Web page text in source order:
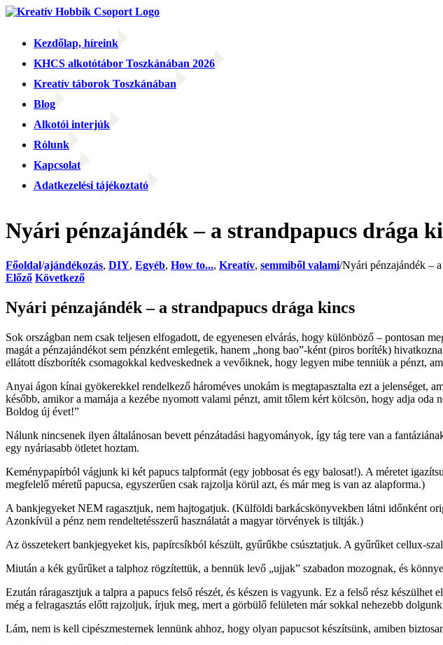
Kihagyás
Kezdőlap, híreink
KHCS alkotótábor Toszkánában 2026
Kreatív táborok Toszkánában
Blog
Alkotói interjúk
Rólunk
Kapcsolat
Adatkezelési tájékoztató
Nyári pénzajándék – a strandpapucs drága
Főoldal/ajándékozás, DIY, Egyéb, How to..., Kreatív, semmiből valami/Nyári pénzajándék –
Előző Következő
Nyári pénzajándék – a strandpapucs drága kincs
Sok országban nem csak teljesen elfogadott, de egyenesen elvárás, hogy különböző – pontosan
magát a pénzajándékot sem pénzként emlegetik, hanem „hong bao”-ként (piros boríték)
ellátott díszboríték csomagokkal kedveskednek a vevőiknek, hogy legyen mibe tenniük a pénzt,
Anyai ágon kínai gyökerekkel rendelkező hároméves unokám is megtapasztalta ezt a jelenséget,
később, amikor a mamája a kezébe nyomott valami pénzt, amit tőlem kért kölcsön, hogy adja
Boldog új évet!”
Nálunk nincsenek ilyen általánosan bevett pénzátadási hagyományok, így tág tere van a
egy nyáriasabb ötletet hoztam.
Keménypapírból vágjunk ki két papucs talpformát (egy jobbosat és egy balosat!). A méretet
megfelelő méretű papucsa, egyszerűen csak rajzolja körül azt, és már meg is van az alapforma.)
A bankjegyeket NEM ragasztjuk, nem hajtogatjuk. (Külföldi barkácskönyvekben látni időnként
Azonkívül a pénz nem rendeltetésszerű használatát a magyar törvények is tiltják.)
Az összetekert bankjegyeket kis, papírcsíkból készült, gyűrűkbe csúsztatjuk. A gyűrűket cellux-
Miután a kék gyűrűket a talphoz rögzítettük, a bennük levő „ujjak” szabadon mozognak, és
Ezután ráragasztjuk a talpra a papucs felső részét, és készen is vagyunk. Ez a felső rész
még a felragasztás előtt rajzoljuk, írjuk meg, mert a görbülő felületen már sokkal nehezebb
Lám, nem is kell cipészmesternek lennünk ahhoz, hogy olyan papucsot készítsünk, amiben